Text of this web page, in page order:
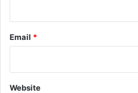
Email *
Website